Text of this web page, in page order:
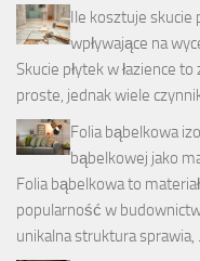
Ile kosztuje skucie
wpływające na
Skucie płytek w łazience
proste, jednak wiele
Folia bąbelkowa
bąbelkowej jako
Folia bąbelkowa to
popularność w
unikalna struktura sprawia,